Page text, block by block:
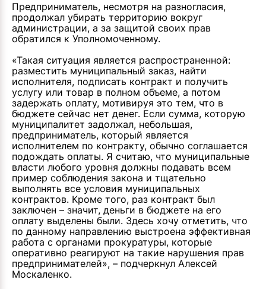
Предприниматель, несмотря на разногласия,
продолжал убирать территорию вокруг
администрации, а за защитой своих прав
обратился к Уполномоченному.
«Такая ситуация является распространенной:
разместить муниципальный заказ, найти
исполнителя, подписать контракт и получить
услугу или товар в полном объеме, а потом
задержать оплату, мотивируя это тем, что в
бюджете сейчас нет денег. Если сумма, которую
муниципалитет задолжал, небольшая,
предприниматель, который является
исполнителем по контракту, обычно соглашается
подождать оплаты. Я считаю, что муниципальные
власти любого уровня должны подавать всем
пример соблюдения закона и тщательно
выполнять все условия муниципальных
контрактов. Кроме того, раз контракт был
заключен – значит, деньги в бюджете на его
оплату выделены были. Здесь хочу отметить, что
по данному направлению выстроена эффективная
работа с органами прокуратуры, которые
оперативно реагируют на такие нарушения прав
предпринимателей», – подчеркнул Алексей
Москаленко.